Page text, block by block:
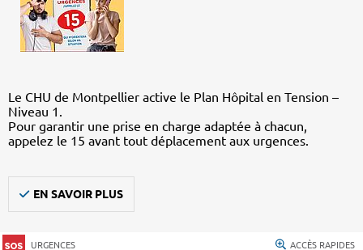
Le CHU de Montpellier active le Plan Hôpital en Tension –
Niveau 1.
Pour garantir une prise en charge adaptée à chacun,
appelez le 15 avant tout déplacement aux urgences.
EN SAVOIR PLUS
URGENCES ACCÈS RAPIDES